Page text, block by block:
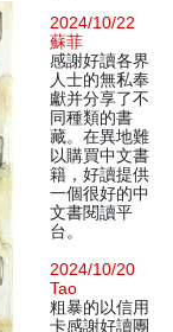
2024/10/22
蘇菲
感謝好讀各界
人士的無私奉
獻并分享了不
同種類的書
藏。在異地難
以購買中文書
籍，好讀提供
一個很好的中
文書閱讀平
台。
2024/10/20
Tao
粗暴的以信用
卡感謝好讀團